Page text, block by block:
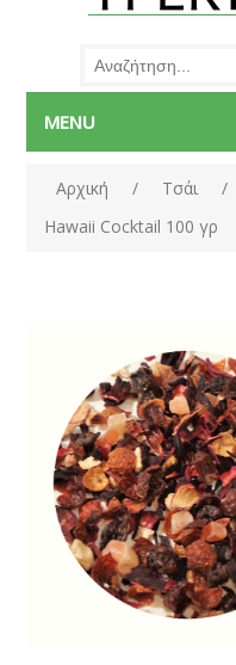
MENU
Αρχική / Τσάι /
Hawaii Cocktail 100 γρ